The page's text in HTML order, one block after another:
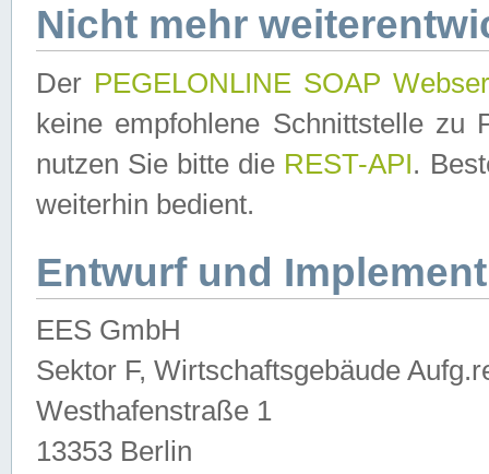
Nicht mehr
Der PEGELONLINE SOAP
keine empfohlene Schnittstelle zu
nutzen Sie bitte die REST-API.
weiterhin bedient.
Entwurf und
EES GmbH
Sektor F, Wirtschaftsgebäude
Westhafenstraße 1
13353 Berlin